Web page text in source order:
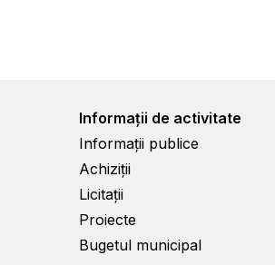
Informații de activitate
Informații publice
Achiziții
Licitații
Proiecte
Bugetul municipal